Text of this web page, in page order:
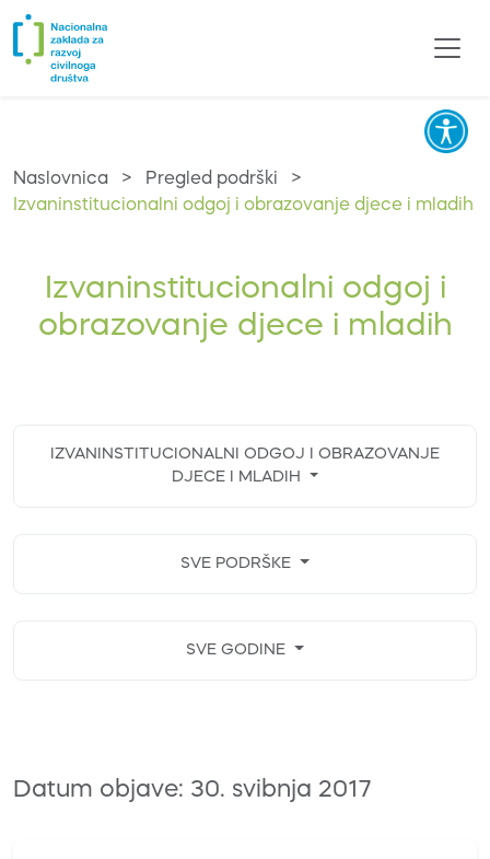
Naslovnica > Pregled podrški
>
Izvaninstitucionalni odgoj i obrazovanje djece i mladih
Izvaninstitucionalni odgoj i
obrazovanje djece i mladih
IZVANINSTITUCIONALNI ODGOJ I OBRAZOVANJE
DJECE I MLADIH
SVE PODRŠKE
SVE GODINE
Datum objave: 30. svibnja 2017